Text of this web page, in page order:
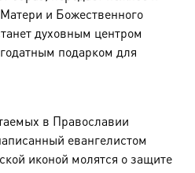
и Божественного
духовным центром
подарком для
в Православии
евангелистом
иконой молятся о защите